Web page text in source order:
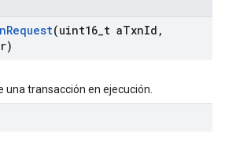
Request(uint16 t aTxnId ,
una transacción en ejecución.